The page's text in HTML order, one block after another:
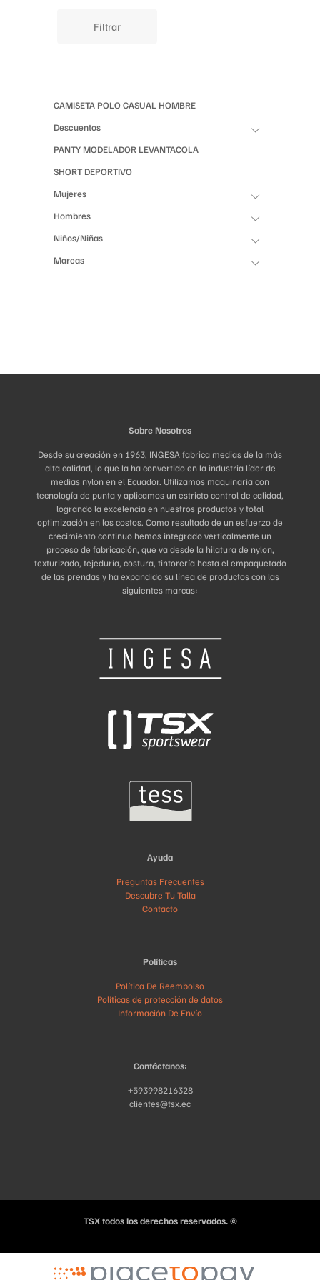
Filtrar
CAMISETA POLO CASUAL HOMBRE
Descuentos
PANTY MODELADOR LEVANTACOLA
SHORT DEPORTIVO
Mujeres
Hombres
Niños/Niñas
Marcas
Sobre Nosotros
Desde su creación en 1963, INGESA fabrica medias de la más
alta calidad, lo que la ha convertido en la industria líder de
medias nylon en el Ecuador. Utilizamos maquinaria con
tecnología de punta y aplicamos un estricto control de calidad,
logrando la excelencia en nuestros productos y total
optimización en los costos. Como resultado de un esfuerzo de
crecimiento continuo hemos integrado verticalmente un
proceso de fabricación, que va desde la hilatura de nylon,
texturizado, tejeduría, costura, tintorería hasta el empaquetado
de las prendas y ha expandido su línea de productos con las
siguientes marcas:
Ayuda
Preguntas Frecuentes
Descubre Tu Talla
Contacto
Políticas
Política De Reembolso
Políticas de protección de datos
Información De Envío
Contáctanos:
+593998216328
clientes@tsx.ec
TSX todos los derechos reservados. ©